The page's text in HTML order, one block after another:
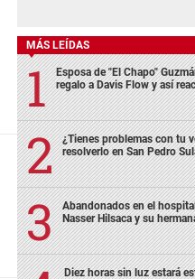
MÁS LEÍDAS
Esposa de "El Chapo"
regalo a Davis Flow y así
¿Tienes problemas con tu
resolverlo en San Pedro
Abandonados en el
Nasser Hilsaca y su
Diez horas sin luz estará